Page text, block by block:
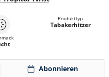
Abonnieren
Produkttyp
Tabakerhitzer